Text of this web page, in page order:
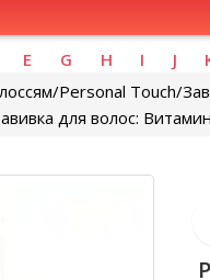
E G H I J
Personal Touch
для волос: